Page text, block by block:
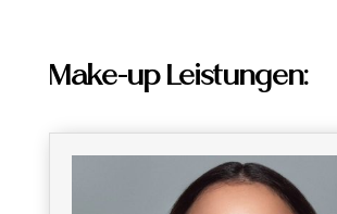
Make-up Leistungen: